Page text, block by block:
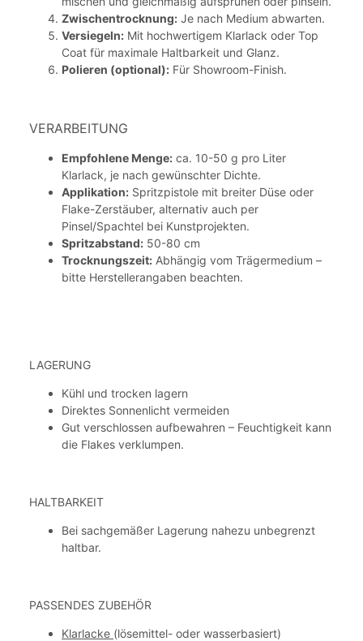
Zwischentrocknung: Je nach Medium abwarten.
Versiegeln: Mit hochwertigem Klarlack oder Top
Coat für maximale Haltbarkeit und Glanz.
Polieren (optional): Für Showroom-Finish.
VERARBEITUNG
Empfohlene Menge: ca. 10-50 g pro Liter
Klarlack, je nach gewünschter Dichte.
Applikation: Spritzpistole mit breiter Düse oder
Flake-Zerstäuber, alternativ auch per
Pinsel/Spachtel bei Kunstprojekten.
Spritzabstand: 50-80 cm
Trocknungszeit: Abhängig vom Trägermedium –
bitte Herstellerangaben beachten.
LAGERUNG
Kühl und trocken lagern
Direktes Sonnenlicht vermeiden
Gut verschlossen aufbewahren – Feuchtigkeit kann
die Flakes verklumpen.
HALTBARKEIT
Bei sachgemäßer Lagerung nahezu unbegrenzt
haltbar.
PASSENDES ZUBEHÖR
Klarlacke (lösemittel- oder wasserbasiert)